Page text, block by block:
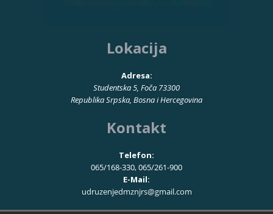
Lokacija
Adresa:
Studentska 5, Foča 73300
Republika Srpska, Bosna i Hercegovina
Kontakt
Telefon:
065/168-330, 065/261-900
E-Mail:
udruzenjedmznjrs@gmail.com